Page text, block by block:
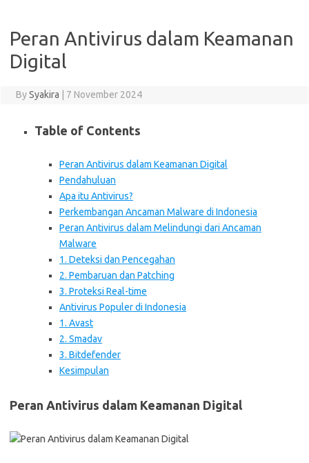
Peran Antivirus dalam Keamanan
Digital
BySyakira 7 November 2024
Table of Contents
Peran Antivirus dalam Keamanan Digital
Pendahuluan
Apa itu Antivirus?
Perkembangan Ancaman Malware di Indonesia
Peran Antivirus dalam Melindungi dari Ancaman
Malware
1. Deteksi dan Pencegahan
2. Pembaruan dan Patching
3. Proteksi Real-time
Antivirus Populer di Indonesia
1. Avast
2. Smadav
3. Bitdefender
Kesimpulan
Peran Antivirus dalam Keamanan Digital